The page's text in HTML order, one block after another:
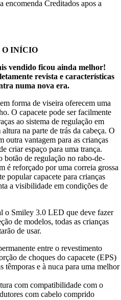
encomenda Creditados apos a
O INÍCIO
vendido ficou ainda melhor!
revista e características
numa nova era.
forma de viseira oferecem uma
O capacete pode ser facilmente
ao sistema de regulação em
na parte de trás da cabeça. O
outra vantagem para as crianças
criar espaço para uma trança.
botão de regulação no rabo-de-
é reforçado por uma correia grossa
popular capacete para crianças
a visibilidade em condições de
o Smiley 3.0 LED que deve fazer
de modelos, todas as crianças
de usar.
entre o revestimento
de choques do capacete (EPS)
têmporas e à nuca para uma melhor
com compatibilidade com o
com cabelo comprido